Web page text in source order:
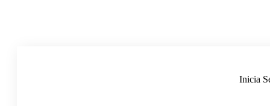
Inicia